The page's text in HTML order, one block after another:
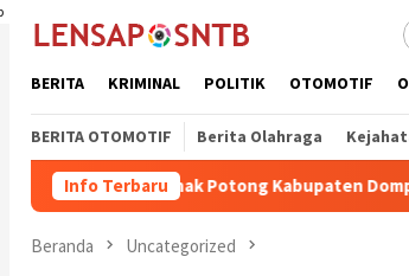
BERITA KRIMINAL POLITIK OTOMOTIF
BERITA OTOMOTIF Berita Olahraga
Info Terbaru
Potong Kabupaten Dompu Naik
Beranda Uncategorized